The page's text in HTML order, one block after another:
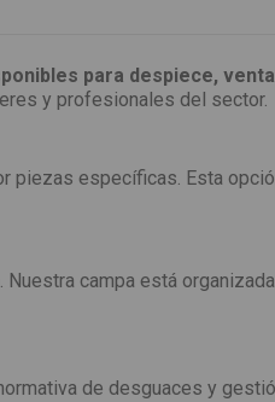
para despiece,
y profesionales del sector.
piezas específicas. Esta
. Nuestra campa está
de desguaces y